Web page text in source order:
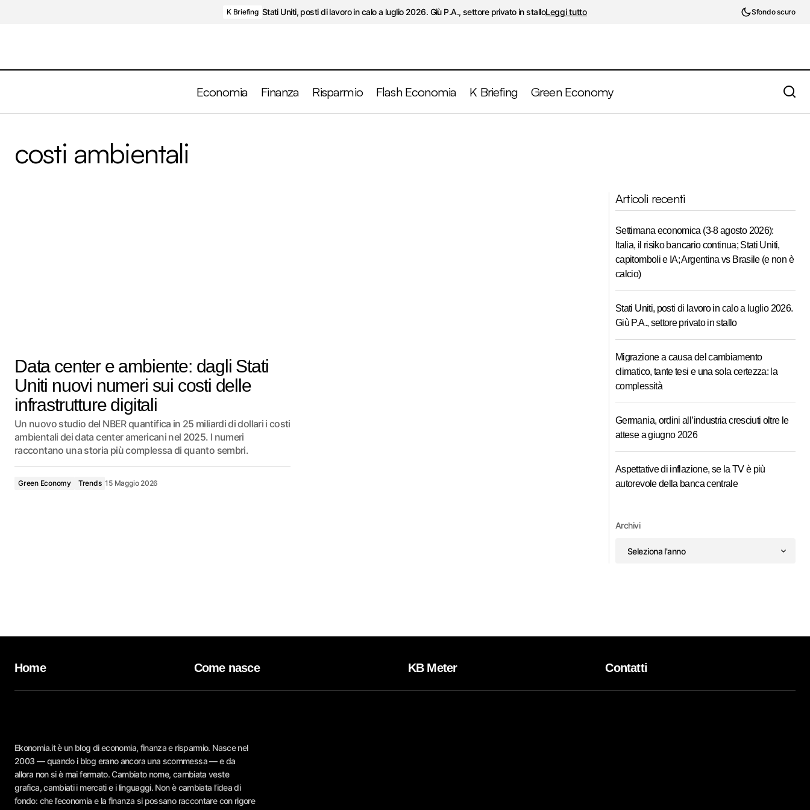
K Briefing Stati Uniti, posti di lavoro in calo a luglio 2026. Giù P.A., settore privato in stalloLeggi tutto Sfondo scuro
Economia Finanza Risparmio Flash Economia K Briefing Green Economy
costi ambientali
Data center e ambiente: dagli Stati
Uniti nuovi numeri sui costi delle
infrastrutture digitali
Un nuovo studio del NBER quantifica in 25 miliardi di dollari i costi
ambientali dei data center americani nel 2025. I numeri
raccontano una storia più complessa di quanto sembri.
Green Economy Trends 15 Maggio 2026
Articoli recenti
Settimana economica (3-8 agosto 2026):
Italia, il risiko bancario continua; Stati Uniti,
capitomboli e IA; Argentina vs Brasile (e non è
calcio)
Stati Uniti, posti di lavoro in calo a luglio 2026.
Giù P.A., settore privato in stallo
Migrazione a causa del cambiamento
climatico, tante tesi e una sola certezza: la
complessità
Germania, ordini all’industria cresciuti oltre le
attese a giugno 2026
Aspettative di inflazione, se la TV è più
autorevole della banca centrale
Archivi
Ekonomia.it è un blog di economia, finanza e risparmio. Nasce nel
2003 — quando i blog erano ancora una scommessa — e da
allora non si è mai fermato. Cambiato nome, cambiata veste
grafica, cambiati i mercati e i linguaggi. Non è cambiata l’idea di
fondo: che l’economia e la finanza si possano raccontare con rigore
Home Come nasce KB Meter Contatti